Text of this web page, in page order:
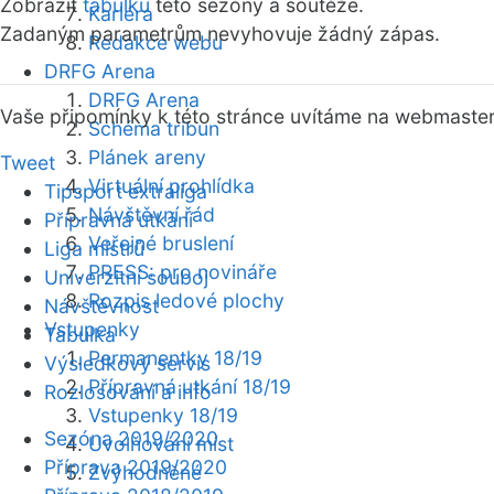
Kariéra
Redakce webu
DRFG Arena
DRFG Arena
Schéma tribun
Plánek areny
Virtuální prohlídka
Návštěvní řád
Veřejné bruslení
PRESS: pro novináře
Rozpis ledové plochy
Vstupenky
Permanentky 18/19
Přípravná utkání 18/19
Vstupenky 18/19
Uvolňování míst
Zvýhodněné
Zobrazit tabulku této sezóny a soutěže.
Zadaným parametrům nevyhovuje žádný zápas.
Vaše připomínky k této stránce uvítáme na
Tweet
Tipsport extraliga
Přípravná utkání
Liga mistrů
Univerzitní souboj
Návštěvnost
Tabulka
Výsledkový servis
Rozlosování a info
Sezóna 2019/2020
Příprava 2019/2020